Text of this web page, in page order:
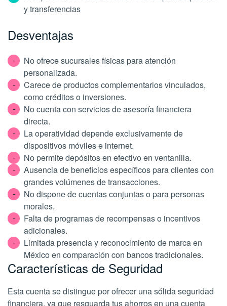
y transferencias
Desventajas
No ofrece sucursales físicas para atención
personalizada.
Carece de productos complementarios vinculados,
como créditos o inversiones.
No cuenta con servicios de asesoría financiera
directa.
La operatividad depende exclusivamente de
dispositivos móviles e internet.
No permite depósitos en efectivo en ventanilla.
Ausencia de beneficios específicos para clientes con
grandes volúmenes de transacciones.
No dispone de cuentas conjuntas o para personas
morales.
Falta de programas de recompensas o incentivos
adicionales.
Limitada presencia y reconocimiento de marca en
México en comparación con bancos tradicionales.
Características de Seguridad
Esta cuenta se distingue por ofrecer una sólida seguridad
financiera, ya que resguarda tus ahorros en una cuenta